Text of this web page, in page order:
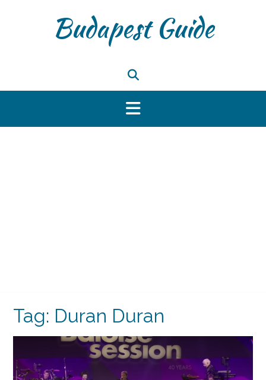
Budapest Guide
Tag: Duran Duran